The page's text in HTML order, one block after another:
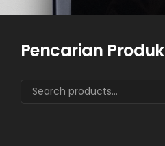
Pencarian Produk